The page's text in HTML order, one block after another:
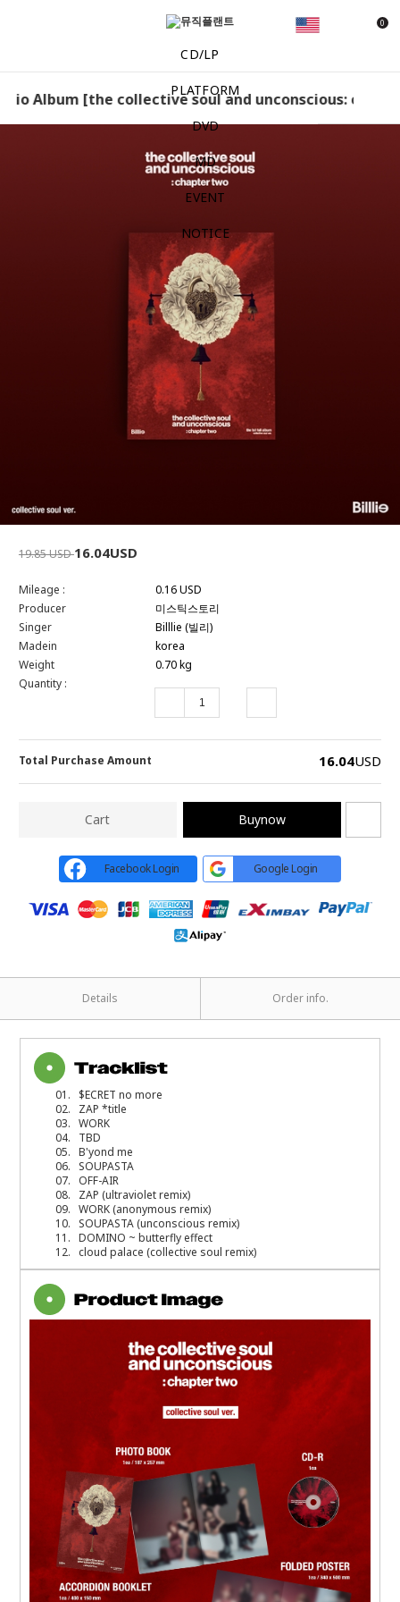
0
CD/LP
PLATFORM
DVD
MD
EVENT
NOTICE
Album [the collective soul and unconscious:
19.85 USD16.04USD
Mileage :
0.16 USD
Producer
미스틱스토리
Singer
Billlie (빌리)
Madein
korea
Weight
0.70 kg
Quantity :
Total Purchase Amount 16.04USD
Cart Buynow
Facebook Login Google Login
Details Order info.
01. $ECRET no more
02. ZAP *title
03. WORK
04. TBD
05. B'yond me
06. SOUPASTA
07. OFF-AIR
08. ZAP (ultraviolet remix)
09. WORK (anonymous remix)
10. SOUPASTA (unconscious remix)
11. DOMINO ~ butterfly effect
12. cloud palace (collective soul remix)